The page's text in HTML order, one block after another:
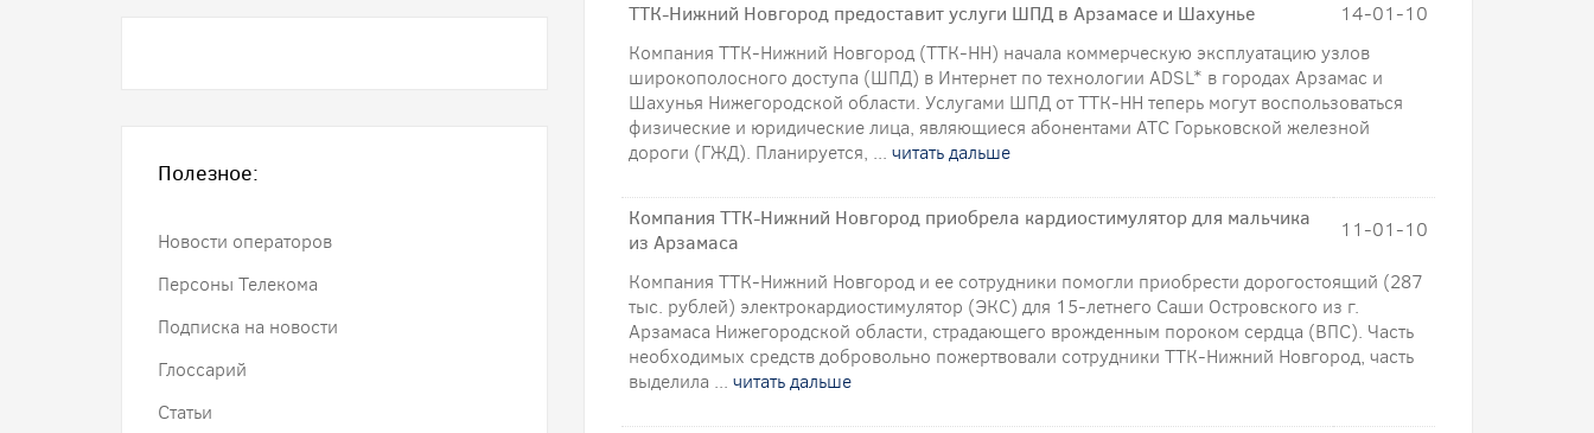
ТТК-Нижний Новгород предоставит услуги ШПД в Арзамасе и Шахунье
14-01-10
Компания ТТК-Нижний Новгород (ТТК-НН) начала коммерческую эксплуатацию узлов
широкополосного доступа (ШПД) в Интернет по технологии ADSL* в городах Арзамас и
Шахунья Нижегородской области. Услугами ШПД от ТТК-НН теперь могут воспользоваться
физические и юридические лица, являющиеся абонентами АТС Горьковской железной
дороги (ГЖД). Планируется, ... читать дальше
Компания ТТК-Нижний Новгород приобрела кардиостимулятор для мальчика
из Арзамаса
11-01-10
Компания ТТК-Нижний Новгород и ее сотрудники помогли приобрести дорогостоящий (287
тыс. рублей) электрокардиостимулятор (ЭКС) для 15-летнего Саши Островского из г.
Арзамаса Нижегородской области, страдающего врожденным пороком сердца (ВПС). Часть
необходимых средств добровольно пожертвовали сотрудники ТТК-Нижний Новгород, часть
выделила ... читать дальше
Полезное:
Новости операторов
Персоны Телекома
Подписка на новости
Глоссарий
Статьи